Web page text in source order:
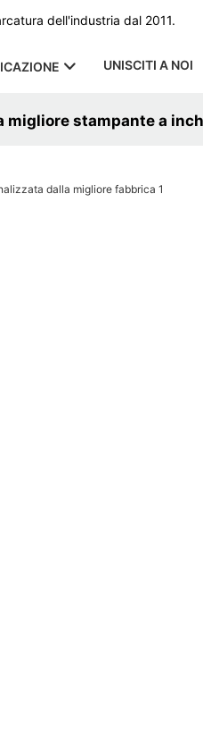
dell'industria dal 2011.
UNISCITI A NOI
migliore stampante a